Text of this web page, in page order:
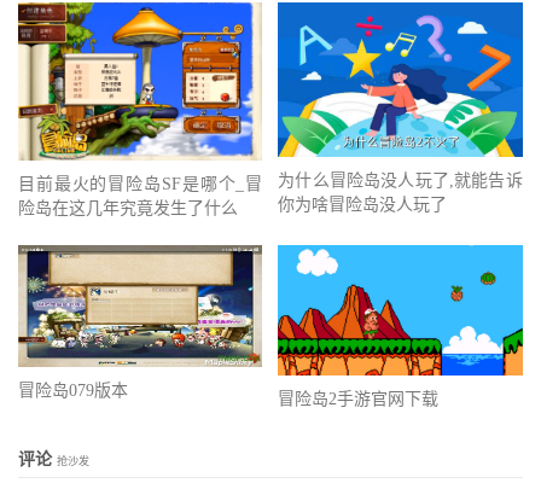
目前最火的冒险岛SF是哪个_冒
险岛在这几年究竟发生了什么
为什么冒险岛没人玩了,就能告诉
你为啥冒险岛没人玩了
冒险岛079版本 冒险岛2手游官网下载
评论 抢沙发